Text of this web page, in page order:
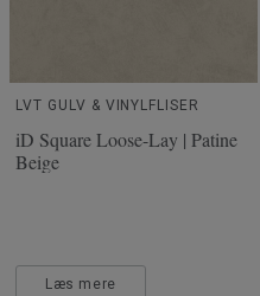
LVT GULV & VINYLFLISER
iD Square Loose-Lay | Patine
Beige
Læs mere